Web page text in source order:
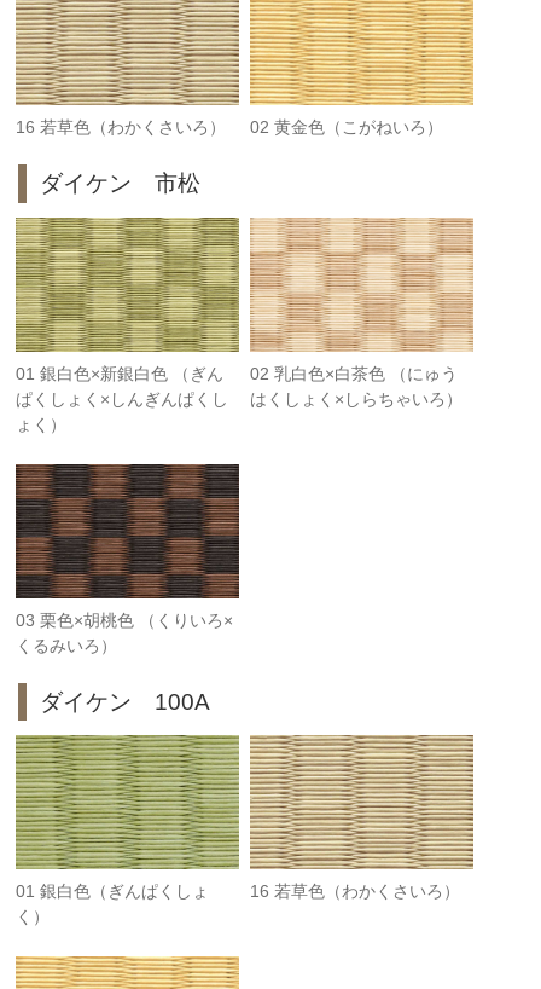
16 若草色（わかくさいろ） 02 黄金色（こがねいろ）
ダイケン 市松
01 銀白色×新銀白色 （ぎん
ぱくしょく×しんぎんぱくし
ょく）
02 乳白色×白茶色 （にゅう
はくしょく×しらちゃいろ）
03 栗色×胡桃色 （くりいろ×
くるみいろ）
ダイケン 100A
01 銀白色（ぎんぱくしょ
く）
16 若草色（わかくさいろ）